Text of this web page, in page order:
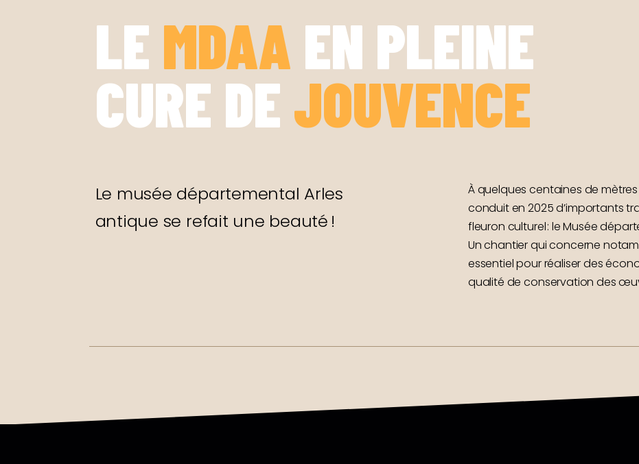
LE MDAA EN PLEINE
CURE DEJOUVENCE
Le musée départemental Arles
antique se refait une beauté !
À quelques centaines de
conduit en 2025 d’importants
fleuron culturel : le Musée
Un chantier qui concerne
essentiel pour réaliser des
qualité de conservation des